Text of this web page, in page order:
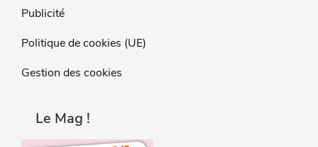
Publicité
Politique de cookies (UE)
Gestion des cookies
Le Mag !